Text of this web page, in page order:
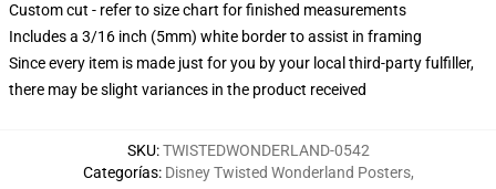
Custom cut - refer to size chart for finished measurements
Includes a 3/16 inch (5mm) white border to assist in framing
Since every item is made just for you by your local third-party fulfiller,
there may be slight variances in the product received
SKU:TWISTEDWONDERLAND-0542
Categorías: Disney Twisted Wonderland Posters,